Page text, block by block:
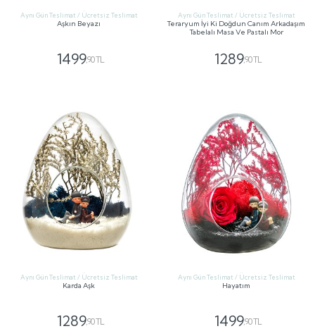
Aynı Gün Teslimat / Ücretsiz Teslimat
Aşkın Beyazı
1499,90 TL
Aynı Gün Teslimat / Ücretsiz Teslimat
Teraryum İyi Ki Doğdun Canım Arkadaşım
Tabelalı Masa Ve Pastalı Mor
1289,90 TL
Aynı Gün Teslimat / Ücretsiz Teslimat
Karda Aşk
1289,90 TL
Aynı Gün Teslimat / Ücretsiz Teslimat
Hayatım
1499,90 TL